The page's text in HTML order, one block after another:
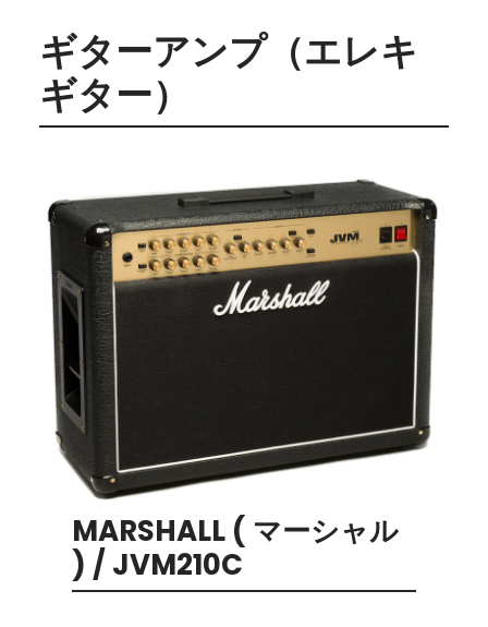
ギターアンプ（エレキ
ギター）
MARSHALL ( マーシャル
) / JVM210C